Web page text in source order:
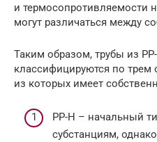
и термосопротивляемости
могут различаться между
Таким образом, трубы из
классифицируются по
из которых имеет
РР-Н – начальный
субстанциям,